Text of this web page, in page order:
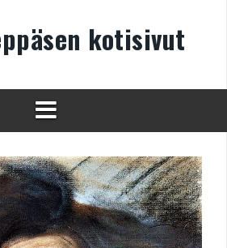
kotisivut